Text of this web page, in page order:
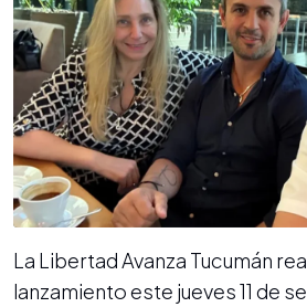
La Libertad Avanza Tucumán
lanzamiento este jueves 11 de